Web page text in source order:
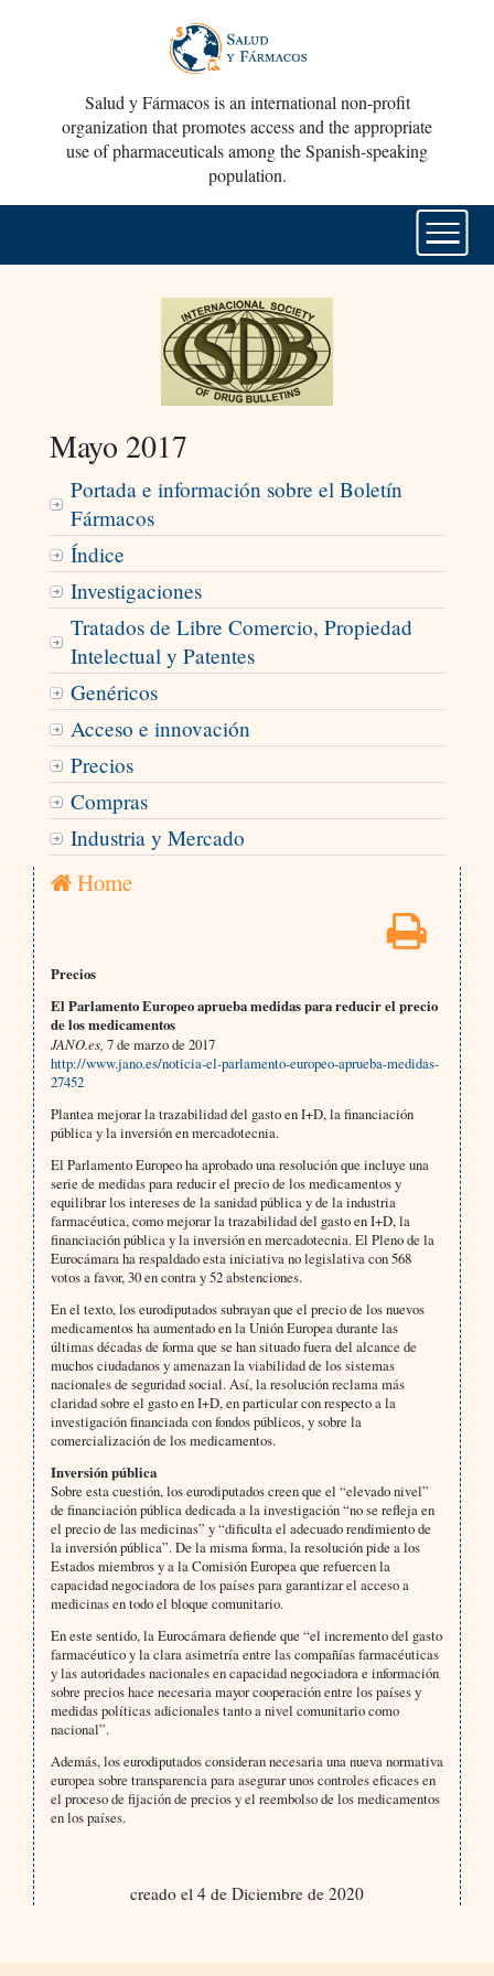
Salud y Fármacos is an international non-profit
organization that promotes access and the appropriate
use of pharmaceuticals among the Spanish-speaking
population.
Mayo 2017
Portada e información sobre el Boletín
Fármacos
Índice
Investigaciones
Tratados de Libre Comercio, Propiedad
Intelectual y Patentes
Genéricos
Acceso e innovación
Precios
Compras
Industria y Mercado
Home
Precios
El Parlamento Europeo aprueba medidas para reducir el precio
de los medicamentos
JANO.es, 7 de marzo de 2017
http://www.jano.es/noticia-el-parlamento-europeo-aprueba-medidas-
27452
Plantea mejorar la trazabilidad del gasto en I+D, la financiación
pública y la inversión en mercadotecnia.
El Parlamento Europeo ha aprobado una resolución que incluye una
serie de medidas para reducir el precio de los medicamentos y
equilibrar los intereses de la sanidad pública y de la industria
farmacéutica, como mejorar la trazabilidad del gasto en I+D, la
financiación pública y la inversión en mercadotecnia. El Pleno de la
Eurocámara ha respaldado esta iniciativa no legislativa con 568
votos a favor, 30 en contra y 52 abstenciones.
En el texto, los eurodiputados subrayan que el precio de los nuevos
medicamentos ha aumentado en la Unión Europea durante las
últimas décadas de forma que se han situado fuera del alcance de
muchos ciudadanos y amenazan la viabilidad de los sistemas
nacionales de seguridad social. Así, la resolución reclama más
claridad sobre el gasto en I+D, en particular con respecto a la
investigación financiada con fondos públicos, y sobre la
comercialización de los medicamentos.
Inversión pública
Sobre esta cuestión, los eurodiputados creen que el “elevado nivel”
de financiación pública dedicada a la investigación “no se refleja en
el precio de las medicinas” y “dificulta el adecuado rendimiento de
la inversión pública”. De la misma forma, la resolución pide a los
Estados miembros y a la Comisión Europea que refuercen la
capacidad negociadora de los países para garantizar el acceso a
medicinas en todo el bloque comunitario.
En este sentido, la Eurocámara defiende que “el incremento del gasto
farmacéutico y la clara asimetría entre las compañías farmacéuticas
y las autoridades nacionales en capacidad negociadora e información
sobre precios hace necesaria mayor cooperación entre los países y
medidas políticas adicionales tanto a nivel comunitario como
nacional”.
Además, los eurodiputados consideran necesaria una nueva normativa
europea sobre transparencia para asegurar unos controles eficaces en
el proceso de fijación de precios y el reembolso de los medicamentos
en los países.
creado el 4 de Diciembre de 2020